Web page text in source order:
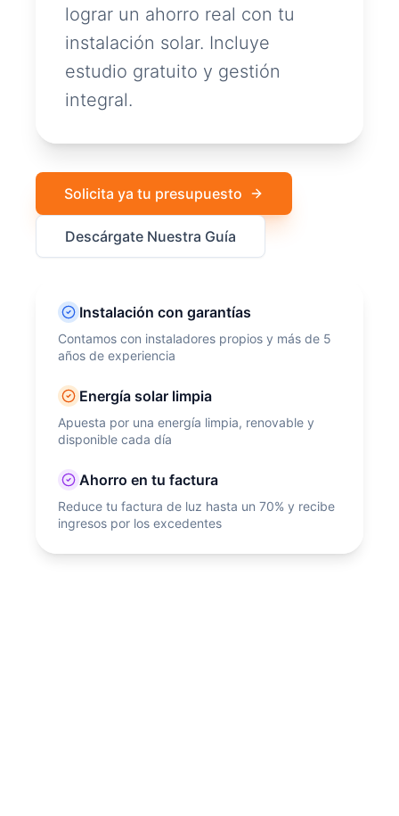
lograr un ahorro real con tu
instalación solar. Incluye
estudio gratuito y gestión
integral.
Solicita ya tu presupuesto
Descárgate Nuestra Guía
Instalación con garantías
Contamos con instaladores propios y más de 5
años de experiencia
Energía solar limpia
Apuesta por una energía limpia, renovable y
disponible cada día
Ahorro en tu factura
Reduce tu factura de luz hasta un 70% y recibe
ingresos por los excedentes